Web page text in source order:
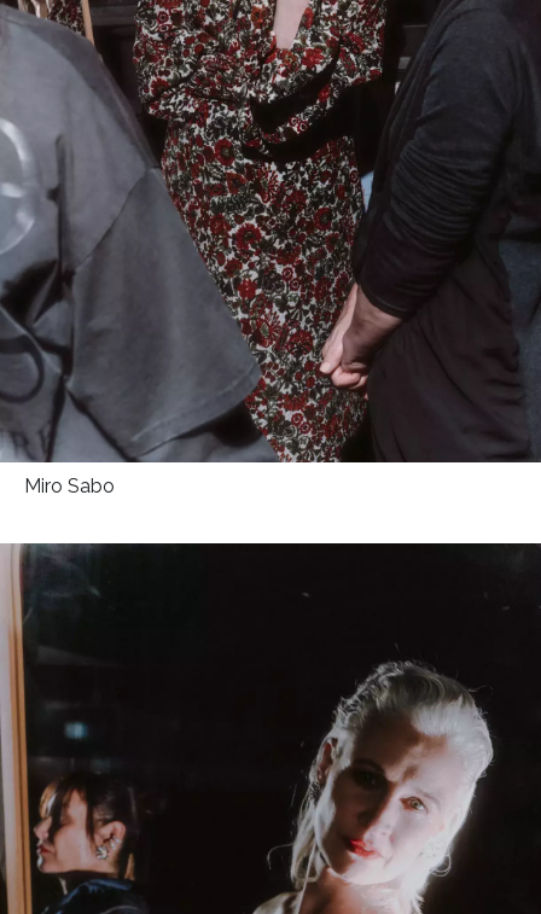
Přihlášením k newsletteru souhlasíte sObchodními
podmínkami společnosti BurdaMedia Extra s.r.o.
potvrzujete, že jste se seznámili seZásadami
ochrany soukromí- BurdaMedia Extra s.r.o. bude s
Vašimi údaji pracovat zejména k organizaci a
vyhodnocení akce a zasílání novinek.
Chcete navíc dostávat i další zajímavé a exkluzivní
informace od našich partnerů? Pokud souhlasíte se
zpracováním údajů k tomuto účelu podle
Zásad ochrany
soukromí BurdaMedia Extra s.r.o., zaškrtněte toto pole.
Miro Sabo